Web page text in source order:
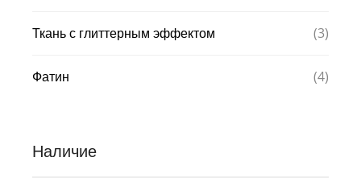
Ткань с глиттерным эффектом (3)
Фатин (4)
Наличие